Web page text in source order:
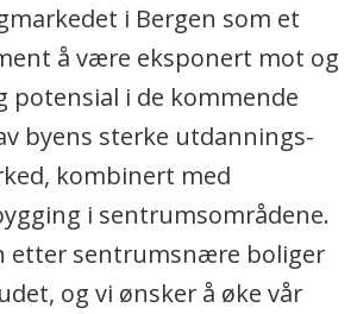
i Bergen som et
å være eksponert mot og
potensial i de kommende
byens sterke utdannings-
kombinert med
i sentrumsområdene.
etter sentrumsnære boliger
og vi ønsker å øke vår